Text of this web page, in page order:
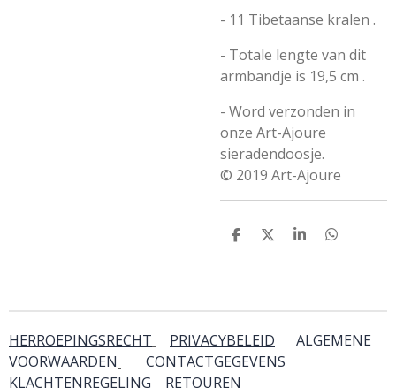
- 11 Tibetaanse kralen .
- Totale lengte van dit
armbandje is 19,5 cm .
- Word verzonden in
onze Art-Ajoure
sieradendoosje.
© 2019 Art-Ajoure
D
D
S
D
HERROEPINGSRECHT PRIVACYBELEID
ALGEMENE
VOORWAARDEN
CONTACTGEGEVENS
KLACHTENREGELING
RETOUREN